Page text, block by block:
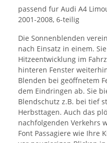
passend fur Audi A4
2001-2008, 6-teilig
Die Sonnenblenden
nach Einsatz in einem.
Hitzeentwicklung im
hinteren Fenster
Blenden bei geöffnetem
dem Eindringen ab. Sie
Blendschutz z.B. bei tief
Herbsttagen. Auch das
nachfolgenden Verkehrs
Font Passagiere wie Ihre